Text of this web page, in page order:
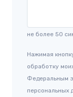
не более 50
Нажимая
обработку
Федеральным
персональных